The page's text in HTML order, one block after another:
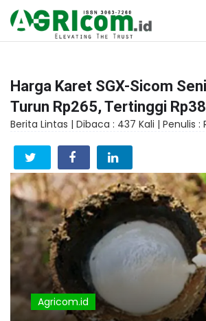
Harga Karet SGX-Sicom
Turun Rp265, Tertinggi
Berita Lintas | Dibaca : 437 Kali | Penulis :
Agricom.id